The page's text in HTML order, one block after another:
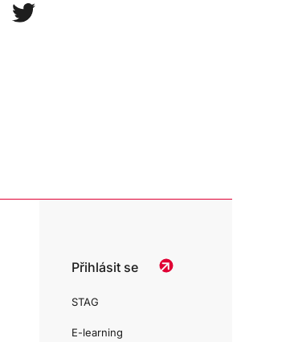
Přihlásit se
STAG
E-learning